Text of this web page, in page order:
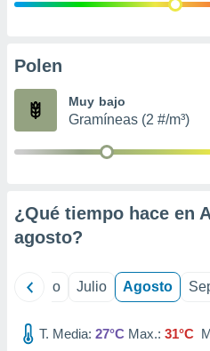
e
publicidad
Polen
Muy bajo
Gramíneas (2 #/m³)
¿Qué tiempo hace en
agosto?
Junio Julio Agosto
T. Media: 27°C Max.: 31°C